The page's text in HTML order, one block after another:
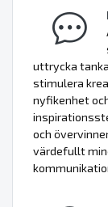
uttrycka
stimulera
nyfikenhet
och
värdefullt